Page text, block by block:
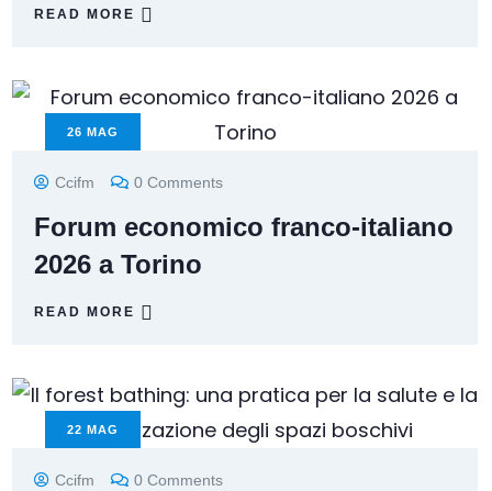
READ MORE
26 MAG
Ccifm 0 Comments
Forum economico franco-italiano
2026 a Torino
READ MORE
22 MAG
Ccifm 0 Comments